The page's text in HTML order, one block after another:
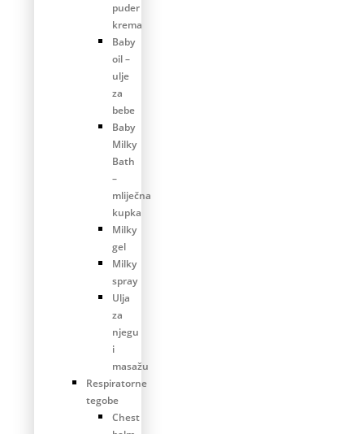
puder
krema
Baby
oil –
ulje
za
bebe
Baby
Milky
Bath
–
mliječna
kupka
Milky
gel
Milky
spray
Ulja
za
njegu
i
masažu
Respiratorne
tegobe
Chest